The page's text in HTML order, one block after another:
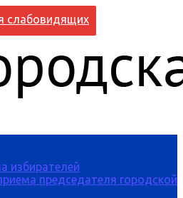
слабовидящих
избирателей
председателя городской